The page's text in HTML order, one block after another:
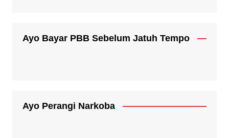
Ayo Bayar PBB Sebelum Jatuh Tempo
Ayo Perangi Narkoba